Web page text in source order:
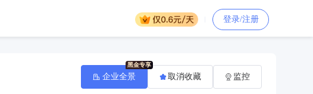
登录/注册
企业全景 取消收藏 监控